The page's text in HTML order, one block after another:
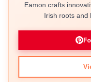
Eamon crafts
Irish roots and